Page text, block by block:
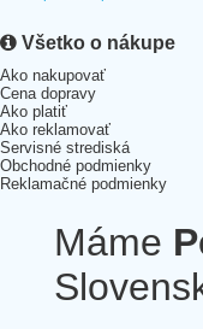
Všetko o nákupe
Ako nakupovať
Cena dopravy
Ako platiť
Ako reklamovať
Servisné strediská
Obchodné podmienky
Reklamačné podmienky
Máme